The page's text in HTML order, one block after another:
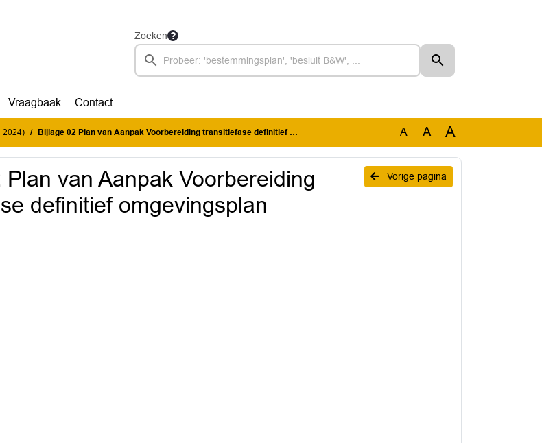
Zoeken
Vraagbaak Contact
2024) Bijlage 02 Plan van Aanpak Voorbereiding transitiefase definitief omgevingsplan A A A
Vorige pagina
Plan van Aanpak Voorbereiding
definitief omgevingsplan